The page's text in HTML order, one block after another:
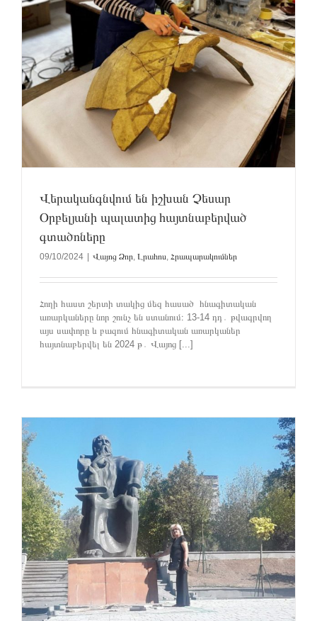
Վերականգնվում են իշխան Չեսար
Օրբելյանի պալատից հայտնաբերված
գտածոները
09/10/2024 Վայոց Ձոր, Լրահոս, Հրապարակումներ
Հողի հաստ շերտի տակից մեզ հասած հնագիտական
առարկաները նոր շունչ են ստանում։ 13-14 դդ․ թվագրվող
այս սափորը և բազում հնագիտական առարկաներ
հայտնաբերվել են 2024 թ․ Վայոց [...]